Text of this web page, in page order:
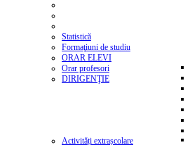
Statistică
Formaţiuni de studiu
ORAR ELEVI
Orar profesori
DIRIGENŢIE
Activități extrașcolare